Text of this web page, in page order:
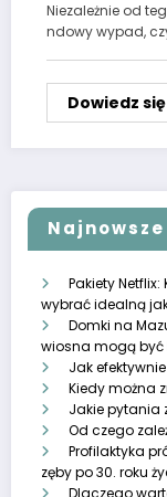
Niezależnie od
ndowy wypad,
Dowiedz
Pakiety
wybrać idealną
Domki na
wiosna mogą być
Jak
Kiedy można
Jakie pytania
Od czego
Profilaktyka
zęby po 30. roku
Dlaczego